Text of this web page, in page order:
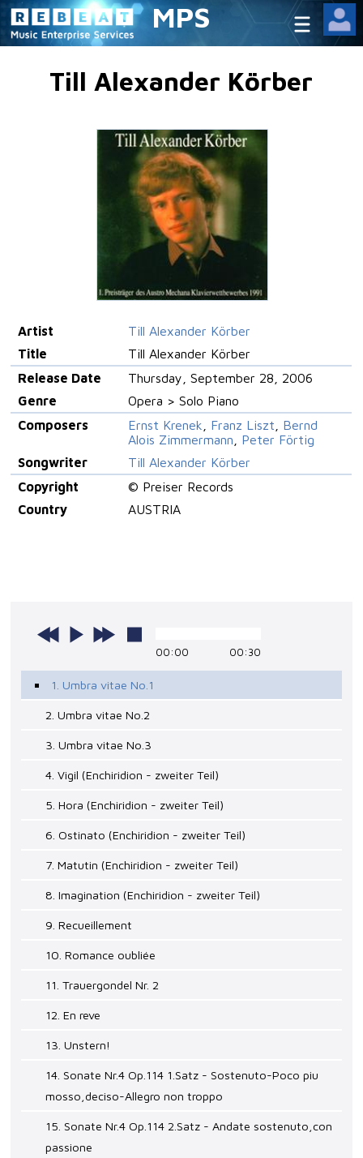
MPS
Till Alexander Körber
Artist
Till Alexander Körber
Title
Till Alexander Körber
Release Date
Thursday, September 28, 2006
Genre
Opera > Solo Piano
Composers
Ernst Krenek Franz Liszt
Bernd
Alois Zimmermann
Peter Förtig
Songwriter
Till Alexander Körber
Copyright
© Preiser Records
Country
AUSTRIA
00:00 00:30
1. Umbra vitae No.1
2. Umbra vitae No.2
3. Umbra vitae No.3
4. Vigil (Enchiridion - zweiter Teil)
5. Hora (Enchiridion - zweiter Teil)
6. Ostinato (Enchiridion - zweiter Teil)
7. Matutin (Enchiridion - zweiter Teil)
8. Imagination (Enchiridion - zweiter Teil)
9. Recueillement
10. Romance oubliée
11. Trauergondel Nr. 2
12. En reve
13. Unstern!
14. Sonate Nr.4 Op.114 1.Satz - Sostenuto-Poco piu
mosso,deciso-Allegro non troppo
15. Sonate Nr.4 Op.114 2.Satz - Andate sostenuto,con
passione